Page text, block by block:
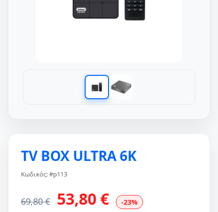
TV BOX ULTRA 6K
Κωδικός: #p113
69,80 € 53,80 € -23%